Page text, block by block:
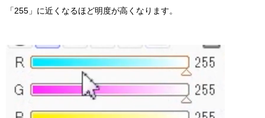
「255」に近くなるほど明度が高くなります。